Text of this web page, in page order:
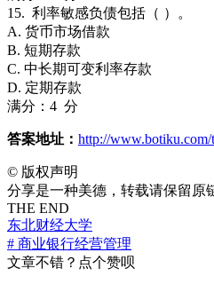
15. 利率敏感负债包括（ ）。
A. 货币市场借款
B. 短期存款
C. 中长期可变利率存款
D. 定期存款
满分：4 分
答案地址： http://www.botiku.com/
© 版权声明
分享是一种美德，转载请保留原
THE END
东北财经大学
# 商业银行经营管理
文章不错？点个赞呗